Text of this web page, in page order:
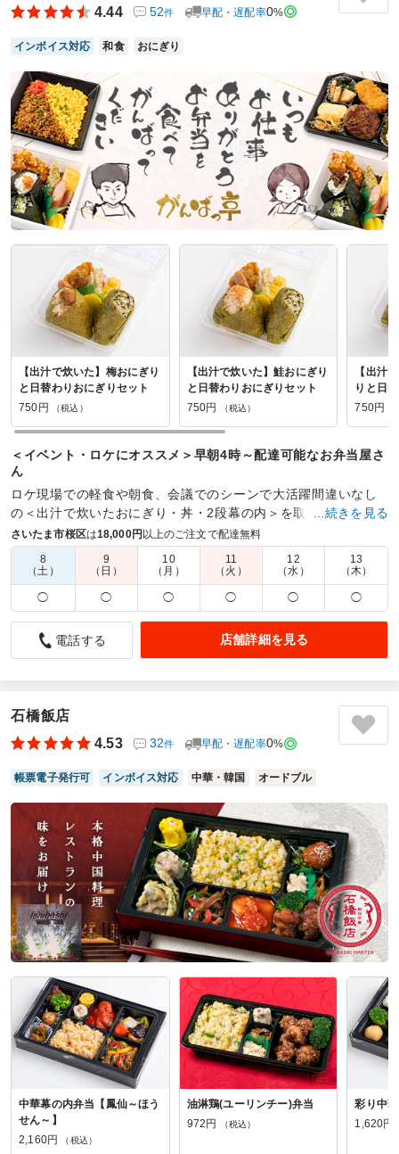
最後まで飽きずに楽しめます。さらに配達も指定時間どおり
でスムーズに受け取れたため、味だけでなくサービス面でも
安心して利用できるお弁当でした。
ご利用シーン：イベント運営
説明会
参加者の年齢：
不明 男女比：男女混合
埼玉県さいたま市岩槻区太田2026/03/10
パンダ飯店の口コミをもっと見る
4.44 52件 早配・遅配率0%
インボイス対応 和食 おにぎり
【出汁で炊いた】梅おにぎり
と日替わりおにぎりセット
750円
（税込）
【出汁で炊いた】鮭おにぎり
と日替わりおにぎりセット
750円
（税込）
【出汁
りと日
750円
＜イベント・ロケにオススメ＞早朝4時～配達可能なお弁当屋さ
ん
ロケ現場での軽食や朝食、会議でのシーンで大活躍間違いなし
の＜出汁で炊いたおにぎり・丼・2段幕の内＞を取り揃えていま
す。早朝から一生懸命作ってお届けします。
商品数： 締切日時： 1日前16:00 価格帯：
750円～980円
配達時間：
00:00～23:45
2回目の注文でした
4.0
文しました。
ボリュームもあり、コスパも良く、お米が何より美味しいで
す。
と思います。
あと包装紙に「いつもおつかれさまです」のようなメッセー
ジが書いてあるのもの、うれしいです
ご利用シーン： ロケ・撮影›ロケ
参加者の年齢：30代～40代男女比：男性多め
千葉県柏市布施
2026/02/24
がんばっ亭の口コミをもっと見る
…続きを見る
さいたま市桜区は18,000円 以上のご注文で配達無料
8
（土）
9
（日）
10
（月）
11
（火）
12
（水）
13
（木）
◯ ◯ ◯ ◯ ◯ ◯
電話する 店舗詳細を見る
石橋飯店
4.53
32件 早配・遅配率0%
帳票電子発行可 インボイス対応 中華・韓国 オードブル
中華幕の内弁当【鳳仙～ほう
せん～】
2,160円
（税込）
油淋鶏(ユーリンチー)弁当
972円
（税込）
彩り中
1,620円